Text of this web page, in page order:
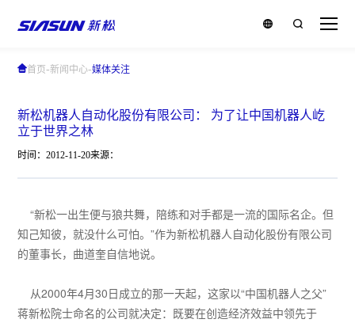
首页-新闻中心-媒体关注
新松机器人自动化股份有限公司： 为了让中国机器人屹
立于世界之林
时间：2012-11-20来源：
“新松一出生便与狼共舞，陪练和对手都是一流的国际名企。但
知己知彼，就没什么可怕。”作为新松机器人自动化股份有限公司
的董事长，曲道奎自信地说。
从2000年4月30日成立的那一天起，这家以“中国机器人之父”
蒋新松院士命名的公司就决定：既要在创造经济效益中领先于